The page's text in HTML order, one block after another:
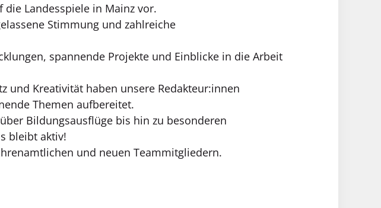
Landesspiele in Mainz vor.
Stimmung und zahlreiche
spannende Projekte und Einblicke in die Arbeit
und Kreativität haben unsere Redakteur:innen
Themen aufbereitet.
Bildungsausflüge bis hin zu besonderen
bleibt aktiv!
und neuen Teammitgliedern.